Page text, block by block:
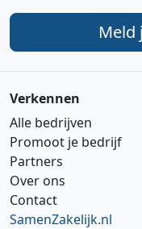
Meld
Verkennen
Alle bedrijven
Promoot je bedrijf
Partners
Over ons
Contact
SamenZakelijk.nl